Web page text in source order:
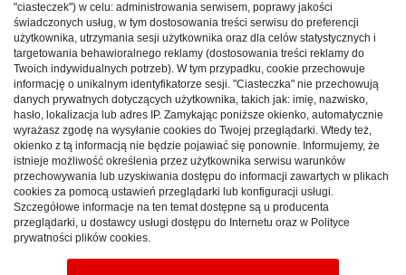
jest również zabawa tematyczna w kopalni „Guido”, w
Zabrzu.
Festiwal odbędzie się w dniach 19-21 XI 2010 roku na
terenie Katowic i Zabrza. Ma on na celu burzenie
fałszywych stereotypów o Śląsku oraz ukazanie bogatych
walorów lokalnej kultury wysokiej. Pragniemy, aby nasz
region nie kojarzył się jedynie z przemysłem ciężkim i
gwarą śląską (niemalże jedynymi wytrychami, poprzez
które jest postrzegany). Doceniając ich wartość, chcemy
jednak zauważyć, że Śląsk ma o wiele więcej do
"ciasteczek") w celu: administrowania serwisem, poprawy jakości
świadczonych usług, w tym dostosowania treści serwisu do preferencji
użytkownika, utrzymania sesji użytkownika oraz dla celów statystycznych i
targetowania behawioralnego reklamy (dostosowania treści reklamy do
Twoich indywidualnych potrzeb). W tym przypadku, cookie przechowuje
informację o unikalnym identyfikatorze sesji. "Ciasteczka" nie przechowują
danych prywatnych dotyczących użytkownika, takich jak: imię, nazwisko,
hasło, lokalizacja lub adres IP. Zamykając poniższe okienko, automatycznie
wyrażasz zgodę na wysyłanie cookies do Twojej przeglądarki. Wtedy też,
okienko z tą informacją nie będzie pojawiać się ponownie. Informujemy, że
istnieje możliwość określenia przez użytkownika serwisu warunków
przechowywania lub uzyskiwania dostępu do informacji zawartych w plikach
cookies za pomocą ustawień przeglądarki lub konfiguracji usługi.
Szczegółowe informacje na ten temat dostępne są u producenta
przeglądarki, u dostawcy usługi dostępu do Internetu oraz w Polityce
prywatności plików cookies.